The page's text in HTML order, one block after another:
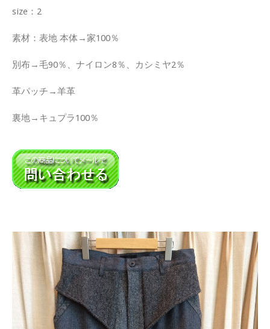
size：2
素材：表地 本体→家100％
別布→毛90％、ナイロン8％、カシミヤ2％
革パッチ→羊革
裏地→キュプラ100％